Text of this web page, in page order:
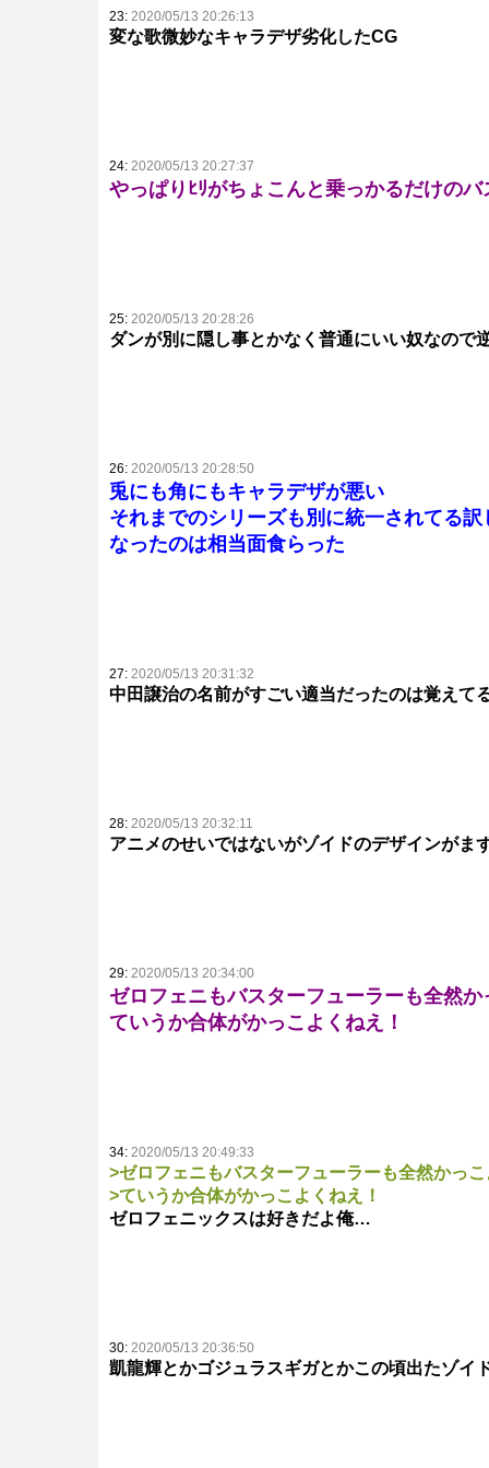
23: 2020/05/13 20:26:13
変な歌微妙なキャラデザ劣化したCG
24: 2020/05/13 20:27:37
やっぱりﾋﾘがちょこんと乗っかるだけの
25: 2020/05/13 20:28:26
ダンが別に隠し事とかなく普通にいい奴なので
26: 2020/05/13 20:28:50
兎にも角にもキャラデザが悪い
それまでのシリーズも別に統一されてる
なったのは相当面食らった
27: 2020/05/13 20:31:32
中田譲治の名前がすごい適当だったのは覚えて
28: 2020/05/13 20:32:11
アニメのせいではないがゾイドのデザインがま
29: 2020/05/13 20:34:00
ゼロフェニもバスターフューラーも全然
ていうか合体がかっこよくねえ！
34: 2020/05/13 20:49:33
>ゼロフェニもバスターフューラーも全然かっ
>ていうか合体がかっこよくねえ！
ゼロフェニックスは好きだよ俺…
30: 2020/05/13 20:36:50
凱龍輝とかゴジュラスギガとかこの頃出たゾイ